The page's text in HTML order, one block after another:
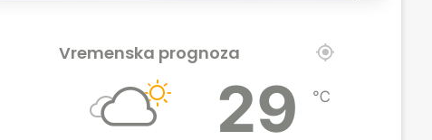
Vremenska prognoza
29 ℃